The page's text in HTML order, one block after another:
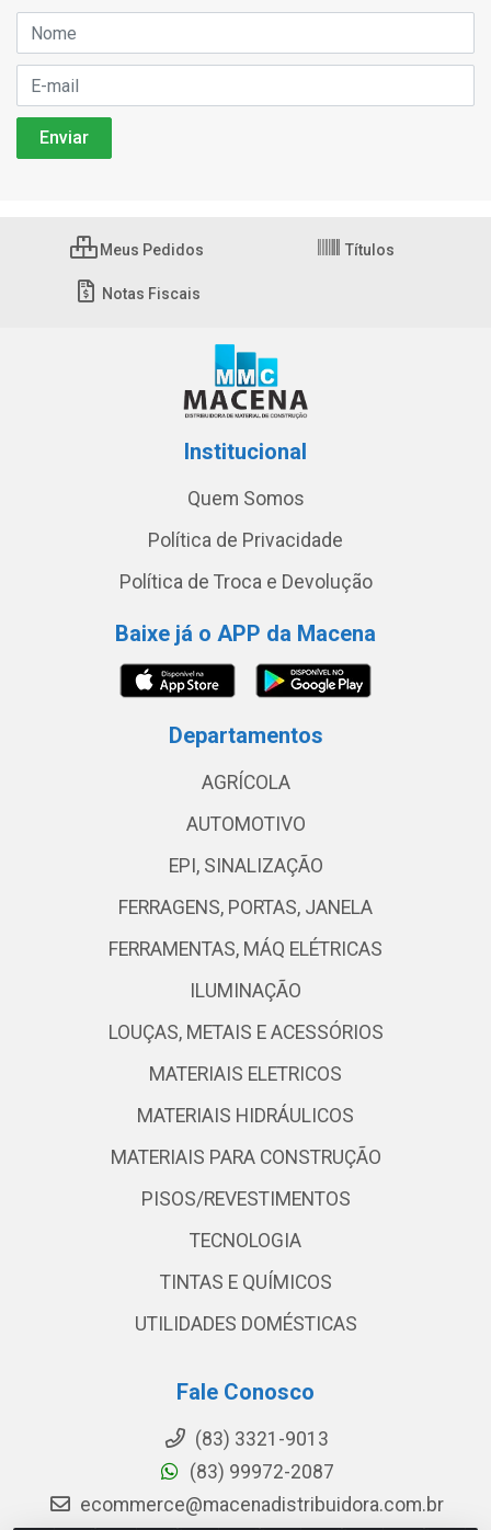
Meus Pedidos Títulos
Notas Fiscais
Institucional
Quem Somos
Política de Privacidade
Política de Troca e Devolução
Baixe já o APP da Macena
Departamentos
AGRÍCOLA
AUTOMOTIVO
EPI, SINALIZAÇÃO
FERRAGENS, PORTAS, JANELA
FERRAMENTAS, MÁQ ELÉTRICAS
ILUMINAÇÃO
LOUÇAS, METAIS E ACESSÓRIOS
MATERIAIS ELETRICOS
MATERIAIS HIDRÁULICOS
MATERIAIS PARA CONSTRUÇÃO
PISOS/REVESTIMENTOS
TECNOLOGIA
TINTAS E QUÍMICOS
UTILIDADES DOMÉSTICAS
Fale Conosco
(83) 3321-9013
(83) 99972-2087
ecommerce@macenadistribuidora.com.br